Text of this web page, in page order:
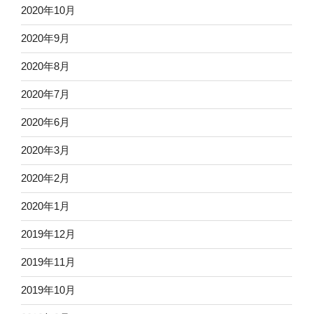
2020年10月
2020年9月
2020年8月
2020年7月
2020年6月
2020年3月
2020年2月
2020年1月
2019年12月
2019年11月
2019年10月